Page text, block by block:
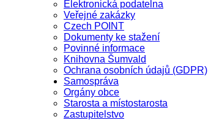
Elektronická podatelna
Veřejné zakázky
Czech POINT
Dokumenty ke stažení
Povinné informace
Knihovna Šumvald
Ochrana osobních údajů (GDPR)
Samospráva
Orgány obce
Starosta a místostarosta
Zastupitelstvo